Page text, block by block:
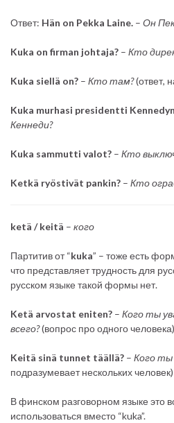
Ответ: Hän on Pekka Laine. – Он
Kuka on firman johtaja? – Кто
Kuka siellä on? – Кто там?(ответ,
Kuka murhasi presidentti
Кеннеди?
Kuka sammutti valot? – Кто
Ketkä ryöstivät pankin? – Кто
ketä / keitä – кого
Партитив от “kuka” – тоже есть
что представляет трудность для
русском языке такой формы нет.
Ketä arvostat eniten? – Кого ты
всего?(вопрос про одного человека)
Keitä sinä tunnet täällä? – Кого ты
подразумевает нескольких человек)
В финском разговорном языке это
использоваться вместо “kuka”.